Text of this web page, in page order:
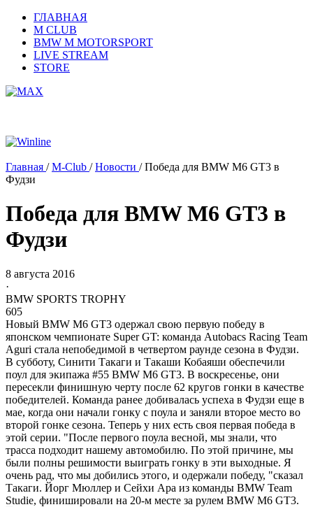
ГЛАВНАЯ
M CLUB
BMW M MOTORSPORT
LIVE STREAM
STORE
Главная /M-Club /Новости /Победа для BMW M6 GT3 в
Фудзи
Победа для BMW M6 GT3 в
Фудзи
8 августа 2016
·
BMW SPORTS TROPHY
605
Новый BMW M6 GT3 одержал свою первую победу в
японском чемпионате Super GT: команда Autobacs Racing Team
Aguri стала непобедимой в четвертом раунде сезона в Фудзи.
В субботу, Синити Такаги и Такаши Кобаяши обеспечили
поул для экипажа #55 BMW M6 GT3. В воскресенье, они
пересекли финишную черту после 62 кругов гонки в качестве
победителей. Команда ранее добивалась успеха в Фудзи еще в
мае, когда они начали гонку с поула и заняли второе место во
второй гонке сезона. Теперь у них есть своя первая победа в
этой серии. "После первого поула весной, мы знали, что
трасса подходит нашему автомобилю. По этой причине, мы
были полны решимости выиграть гонку в эти выходные. Я
очень рад, что мы добились этого, и одержали победу, "сказал
Такаги. Йорг Мюллер и Сейхи Ара из команды BMW Team
Studie, финишировали на 20-м месте за рулем BMW M6 GT3.